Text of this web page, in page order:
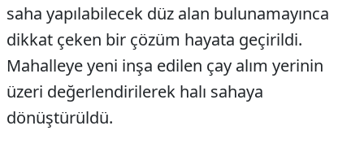
saha yapılabilecek düz alan bulunamayınca
dikkat çeken bir çözüm hayata geçirildi.
Mahalleye yeni inşa edilen çay alım yerinin
üzeri değerlendirilerek halı sahaya
dönüştürüldü.